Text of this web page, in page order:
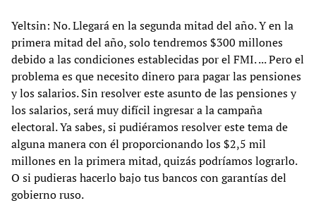
Yeltsin: No. Llegará en la segunda mitad del año. Y en la
primera mitad del año, solo tendremos $300 millones
debido a las condiciones establecidas por el FMI. ... Pero el
problema es que necesito dinero para pagar las pensiones
y los salarios. Sin resolver este asunto de las pensiones y
los salarios, será muy difícil ingresar a la campaña
electoral. Ya sabes, si pudiéramos resolver este tema de
alguna manera con él proporcionando los $2,5 mil
millones en la primera mitad, quizás podríamos lograrlo.
O si pudieras hacerlo bajo tus bancos con garantías del
gobierno ruso.